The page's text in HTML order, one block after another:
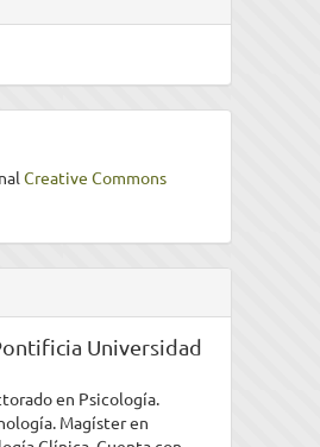
Creative Commons
Universidad
en Psicología.
Magíster en